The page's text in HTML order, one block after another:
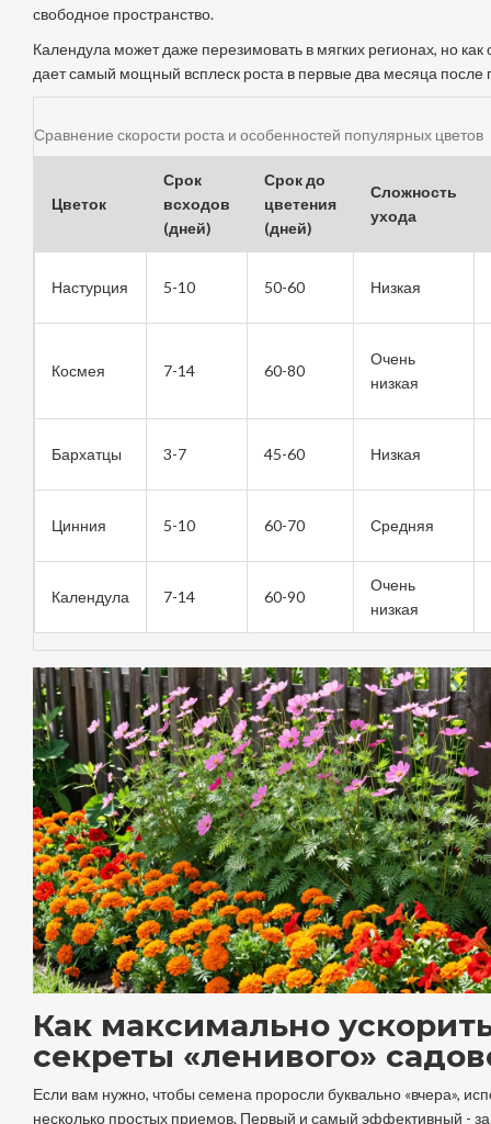
свободное пространство.
Календула может даже перезимовать в мягких регионах, но как
дает самый мощный всплеск роста в первые два месяца после
Сравнение скорости роста и особенностей популярных цветов
Цветок
Срок
всходов
(дней)
Срок до
цветения
(дней)
Сложность
ухода
Настурция 5-10 50-60 Низкая
Космея 7-14 60-80
Очень
низкая
Бархатцы 3-7 45-60 Низкая
Цинния 5-10 60-70 Средняя
Календула 7-14 60-90
Очень
низкая
Как максимально
секреты «ленивого»
Если вам нужно, чтобы семена проросли буквально «вчера»,
несколько простых приемов. Первый и самый эффективный -